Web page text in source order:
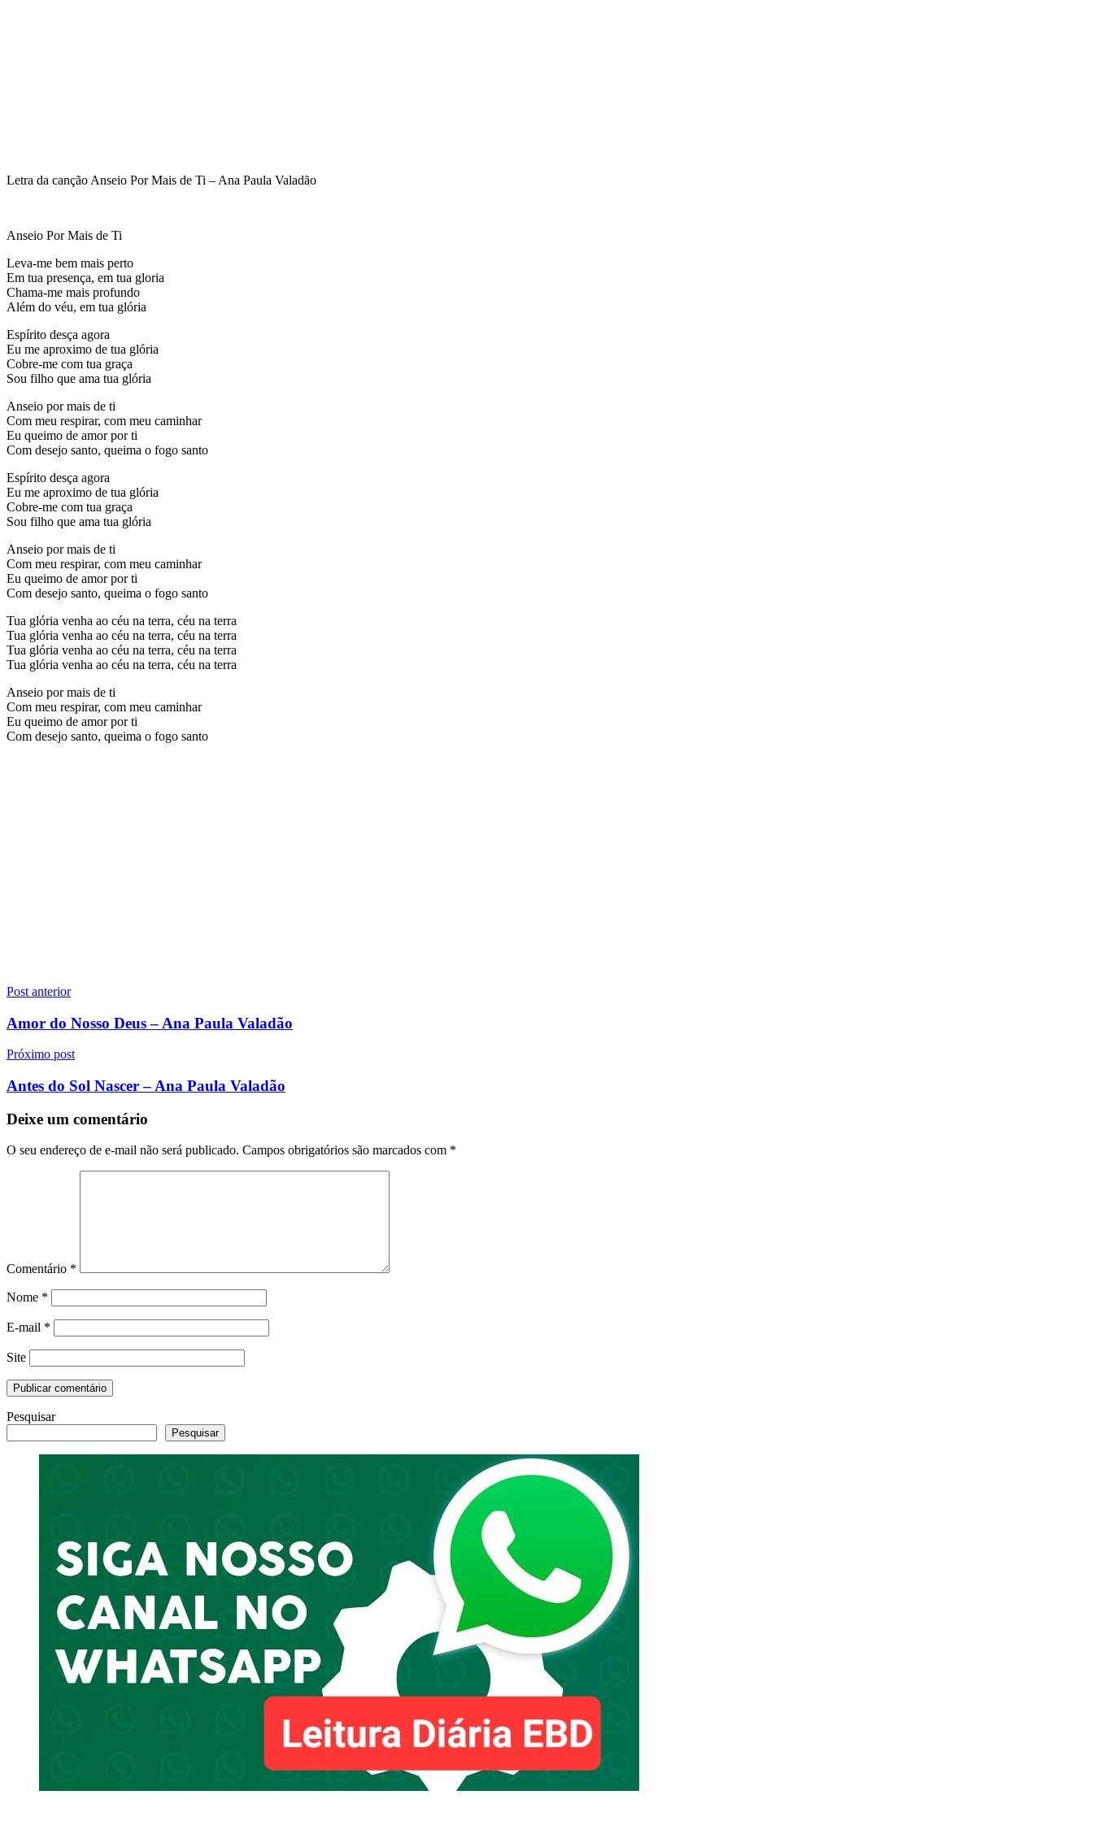
Letra da canção Anseio Por Mais de Ti – Ana Paula Valadão
Anseio Por Mais de Ti
Leva-me bem mais perto
Em tua presença, em tua gloria
Chama-me mais profundo
Além do véu, em tua glória
Espírito desça agora
Eu me aproximo de tua glória
Cobre-me com tua graça
Sou filho que ama tua glória
Anseio por mais de ti
Com meu respirar, com meu caminhar
Eu queimo de amor por ti
Com desejo santo, queima o fogo santo
Espírito desça agora
Eu me aproximo de tua glória
Cobre-me com tua graça
Sou filho que ama tua glória
Anseio por mais de ti
Com meu respirar, com meu caminhar
Eu queimo de amor por ti
Com desejo santo, queima o fogo santo
Tua glória venha ao céu na terra, céu na terra
Tua glória venha ao céu na terra, céu na terra
Tua glória venha ao céu na terra, céu na terra
Tua glória venha ao céu na terra, céu na terra
Anseio por mais de ti
Com meu respirar, com meu caminhar
Eu queimo de amor por ti
Com desejo santo, queima o fogo santo
Navegação
de
Post anterior
Amor do Nosso Deus – Ana Paula Valadão
Próximo post
Antes do Sol Nascer – Ana Paula Valadão
Deixe um comentário
O seu endereço de e-mail não será publicado. Campos obrigatórios são marcados com *
Comentário *
Nome *
E-mail *
Site
Pesquisar
Pesquisar